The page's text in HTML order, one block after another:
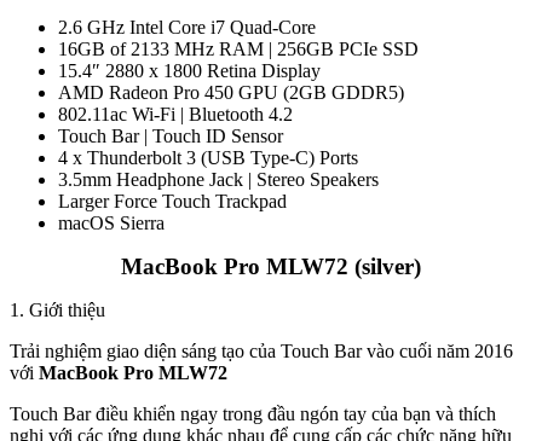
2.6 GHz Intel Core i7 Quad-Core
16GB of 2133 MHz RAM | 256GB PCIe SSD
15.4″ 2880 x 1800 Retina Display
AMD Radeon Pro 450 GPU (2GB GDDR5)
802.11ac Wi-Fi | Bluetooth 4.2
Touch Bar | Touch ID Sensor
4 x Thunderbolt 3 (USB Type-C) Ports
3.5mm Headphone Jack | Stereo Speakers
Larger Force Touch Trackpad
macOS Sierra
MacBook Pro MLW72 (silver)
1. Giới thiệu
Trải nghiệm giao diện sáng tạo của Touch Bar vào cuối năm 2016
với MacBook Pro MLW72
Touch Bar điều khiển ngay trong đầu ngón tay của bạn và thích
nghi với các ứng dụng khác nhau để cung cấp các chức năng hữu